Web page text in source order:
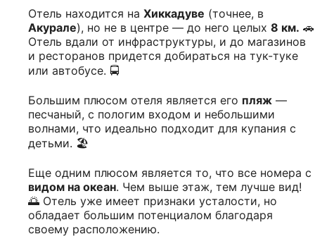
Отель находится на Хиккадуве (точнее, в
Акурале), но не в центре — до него целых 8 км. 🚗
Отель вдали от инфраструктуры, и до магазинов
и ресторанов придется добираться на тук-туке
или автобусе. 🚍
Большим плюсом отеля является его пляж —
песчаный, с пологим входом и небольшими
волнами, что идеально подходит для купания с
детьми. 🏖️
Еще одним плюсом является то, что все номера с
видом на океан. Чем выше этаж, тем лучше вид!
🌅 Отель уже имеет признаки усталости, но
обладает большим потенциалом благодаря
своему расположению.